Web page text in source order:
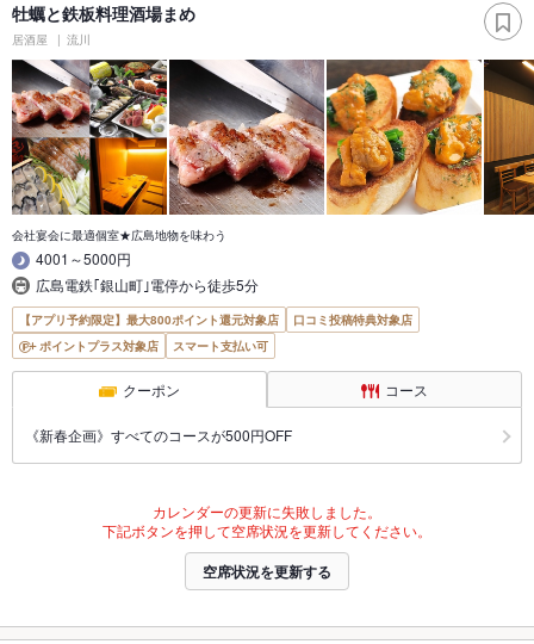
牡蠣と鉄板料理酒場まめ
居酒屋 流川
会社宴会に最適個室★広島地物を味わう
4001～5000円
広島電鉄｢銀山町｣電停から徒歩5分
【アプリ予約限定】最大800ポイント還元対象店
口コミ投稿特典対象店
ポイントプラス対象店
スマート支払い可
クーポン コース
《新春企画》すべてのコースが500円OFF
カレンダーの更新に失敗しました。
下記ボタンを押して空席状況を更新してください。
空席状況を更新する